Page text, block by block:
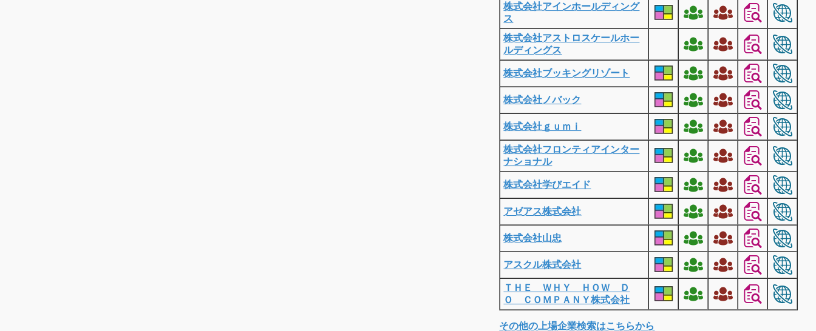
株式会社アインホールディング
ス
株式会社アストロスケールホー
ルディングス
株式会社ブッキングリゾート
株式会社ノバック
株式会社ｇｕｍｉ
株式会社フロンティアインター
ナショナル
株式会社学びエイド
アゼアス株式会社
株式会社山忠
アスクル株式会社
ＴＨＥ ＷＨＹ ＨＯＷ Ｄ
Ｏ ＣＯＭＰＡＮＹ株式会社
その他の上場企業検索はこちらから